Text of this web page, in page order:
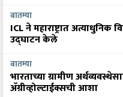
बातम्या
ICL ने महाराष्ट्रात अत्याधुनिक
उद्घाटन केले
बातम्या
भारताच्या ग्रामीण
अ‍ॅग्रीव्होल्टाईक्सची आशा